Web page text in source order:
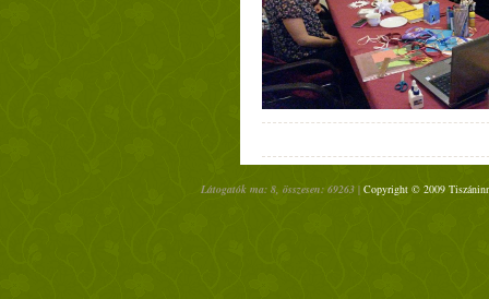
Látogatók ma: 8, összesen: 69263 | Copyright © 2009